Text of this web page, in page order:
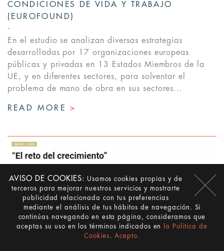
AVISO DE COOKIES:
Usamos cookies propias y de
terceros para mejorar nuestros servicios y mostrarte
publicidad relacionada con tus preferencias
mediante el análisis de tus hábitos de navegación. Si
continúas navegando en esta página, consideramos que
aceptas su uso en los términos indicados en
la Política de
Cookies. Acepto.
CONDICIONES DE VIDA Y TRABAJO
(EUROFOUND)
En el estudio se analizan diversas estrategias
desarrolladas por 17 organizaciones europeas
públicas y privadas en 13 Estados Miembros de la
UE, y en diferentes sectores, para solventar el
problema de mano de obra en sus sectores...
READ MORE >
"EL RETO DEL CRECIMIENTO", TRIBUNA DE